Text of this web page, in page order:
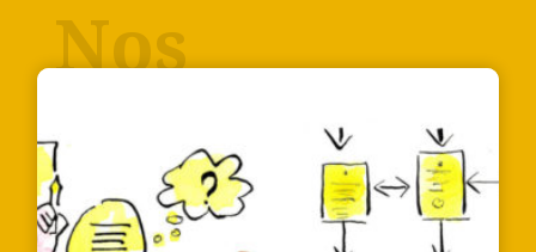
Nos
métiers